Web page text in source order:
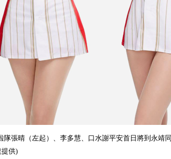
隊張晴（左起）、李多慧、口水謝平安首日將到永靖同
供)